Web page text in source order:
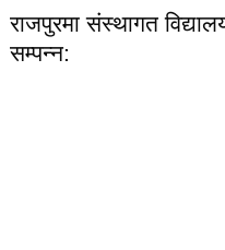
राजपुरमा संस्थागत
सम्पन्न: